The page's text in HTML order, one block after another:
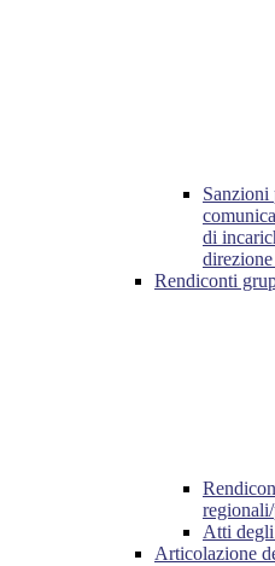
Sanzioni
di
Rendiconti
Atti
Articolazione